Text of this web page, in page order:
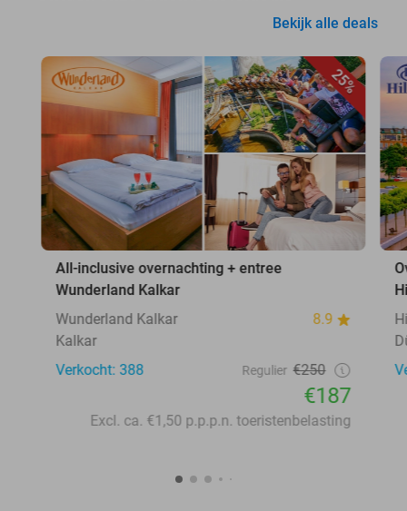
Bekijk alle deals
25%
All-inclusive overnachting + entree
Wunderland Kalkar
Wunderland Kalkar
8.9
Kalkar
Verkocht: 388
Regulier €250
€187
Excl. ca. €1,50 p.p.p.n. toeristenbelasting